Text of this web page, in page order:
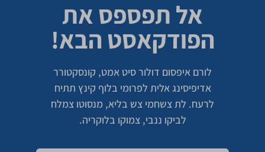
אל תפספס את
הפודקאסט הבא!
לורם איפסום דולור סיט אמט, קונסקטורר
אדיפיסינג אלית לפרומי בלוף קינץ תתיח
לרעח. לת צשחמי צש בליא, מנסוטו צמלח
לביקו ננבי, צמוקו בלוקריה.